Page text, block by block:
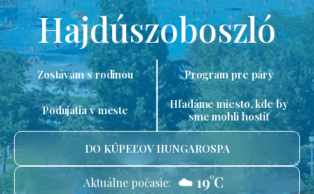
Hajdúszoboszló
Zostávam s rodinou Program pre páry
Podujatia v meste
Hľadáme miesto, kde by
sme mohli hostiť
DO KÚPEĽOV HUNGAROSPA
Aktuálne počasie: ☁️ 19°C